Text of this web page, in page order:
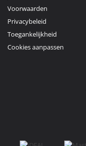
Voorwaarden
Privacybeleid
Toegankelijkheid
Cookies aanpassen